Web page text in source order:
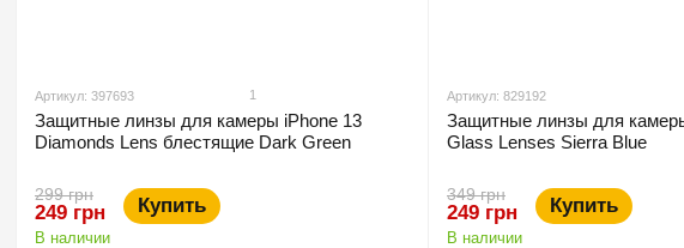
Артикул: 397693 1
Защитные линзы для камеры iPhone 13
Diamonds Lens блестящие Dark Green
299 грн
249 грн Купить
В наличии
Артикул: 829192
Защитные линзы для
Glass Lenses Sierra Blue
349 грн
249 грн Купить
В наличии